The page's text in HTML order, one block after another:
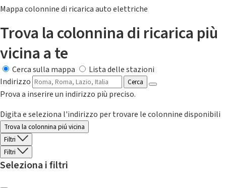
Mappa colonnine di ricarica auto elettriche
Trova la colonnina di ricarica più
vicina a te
Cerca sulla mappa
Lista delle stazioni
Indirizzo
Cerca
Prova a inserire un indirizzo più preciso.
Digita e seleziona l'indirizzo per trovare le colonnine disponibili
Trova la colonnina piú vicina
Filtri
Filtri
Seleziona i filtri